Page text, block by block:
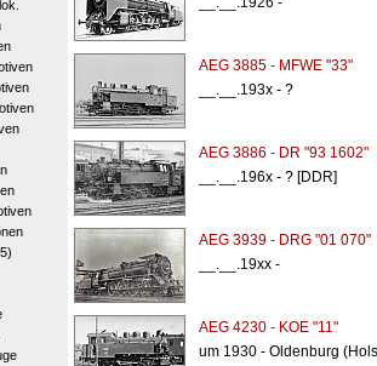
AEG 3885 - MFWE "33"
__.__.193x - ?
AEG 3886 - DR "93 1602"
__.__.196x - ? [DDR]
AEG 3939 - DRG "01 070"
__.__.19xx -
AEG 4230 - KOE "11"
um 1930 - Oldenburg